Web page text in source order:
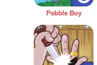
Pebble Boy